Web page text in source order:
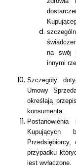
na swój
innymi
Szczegóły
Umowy
określają
konsumenta.
Kupujących
przypadku
jest wyłączone.